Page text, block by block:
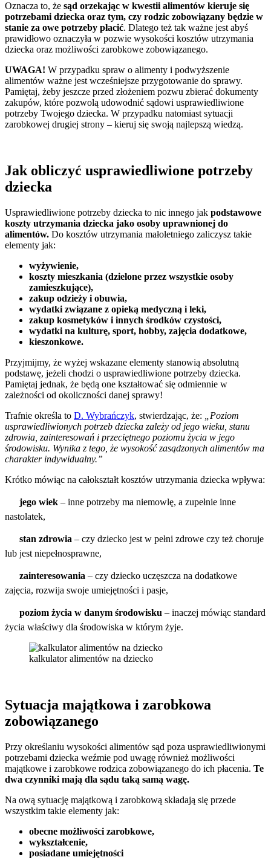
Oznacza to, że sąd orzekając w kwestii alimentów kieruje się
potrzebami dziecka oraz tym, czy rodzic zobowiązany będzie w
stanie za owe potrzeby płacić. Dlatego też tak ważne jest abyś
prawidłowo oznaczyła w pozwie wysokości kosztów utrzymania
dziecka oraz możliwości zarobkowe zobowiązanego.
UWAGA! W przypadku spraw o alimenty i podwyższenie
alimentów ważne jest wcześniejsze przygotowanie do sprawy.
Pamiętaj, żeby jeszcze przed złożeniem pozwu zbierać dokumenty
zakupów, które pozwolą udowodnić sądowi usprawiedliwione
potrzeby Twojego dziecka. W przypadku natomiast sytuacji
zarobkowej drugiej strony – kieruj się swoją najlepszą wiedzą.
Jak obliczyć usprawiedliwione potrzeby
dziecka
Usprawiedliwione potrzeby dziecka to nic innego jak podstawowe
koszty utrzymania dziecka jako osoby uprawnionej do
alimentów. Do kosztów utrzymania małoletniego zaliczysz takie
elementy jak:
wyżywienie,
koszty mieszkania (dzielone przez wszystkie osoby
zamieszkujące),
zakup odzieży i obuwia,
wydatki związane z opieką medyczną i leki,
zakup kosmetyków i innych środków czystości,
wydatki na kulturę, sport, hobby, zajęcia dodatkowe,
kieszonkowe.
Przyjmijmy, że wyżej wskazane elementy stanowią absolutną
podstawę, jeżeli chodzi o usprawiedliwione potrzeby dziecka.
Pamiętaj jednak, że będą one kształtować się odmiennie w
zależności od okoliczności danej sprawy!
Trafnie określa to D. Wybrańczyk, stwierdzając, że:
„Poziom
usprawiedliwionych potrzeb dziecka zależy od jego wieku, stanu
zdrowia, zainteresowań i przeciętnego poziomu życia w jego
środowisku. Wynika z tego, że wysokość zasądzonych alimentów ma
charakter indywidualny.”
Krótko mówiąc na całokształt kosztów utrzymania dziecka wpływa:
jego wiek – inne potrzeby ma niemowlę, a zupełnie inne
nastolatek,
stan zdrowia – czy dziecko jest w pełni zdrowe czy też choruje
lub jest niepełnosprawne,
zainteresowania – czy dziecko uczęszcza na dodatkowe
zajęcia, rozwija swoje umiejętności i pasje,
poziom życia w danym środowisku – inaczej mówiąc standard
życia właściwy dla środowiska w którym żyje.
kalkulator alimentów na dziecko
Sytuacja majątkowa i zarobkowa
zobowiązanego
Przy określaniu wysokości alimentów sąd poza usprawiedliwionymi
potrzebami dziecka weźmie pod uwagę również możliwości
majątkowe i zarobkowe rodzica zobowiązanego do ich płacenia. Te
dwa czynniki mają dla sądu taką samą wagę.
Na ową sytuację majątkową i zarobkową składają się przede
wszystkim takie elementy jak:
obecne możliwości zarobkowe,
wykształcenie,
posiadane umiejętności